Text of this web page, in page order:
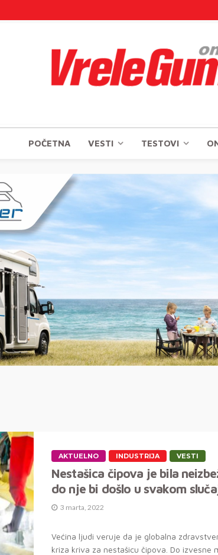
POČETNA VESTI TESTOVI
AKTUELNO INDUSTRIJA VESTI
Nestašica čipova je bila
do nje bi došlo u svakom
3 marta, 2022
Većina ljudi veruje da je globalna
kriza kriva za nestašicu čipova. Do izvesne